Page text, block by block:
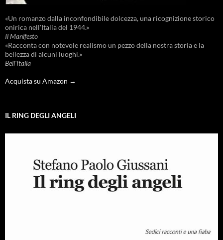
«Un romanzo dalla inconfondibile dolcezza, una ricognizione storico
onirica nell'Italia del 1944.»
Il Manifesto
«Racconta con notevole realismo un pezzo della nostra storia e la
bellezza di alcuni luoghi.»
Bell'Italia
Acquista su Amazon →
IL RING DEGLI ANGELI